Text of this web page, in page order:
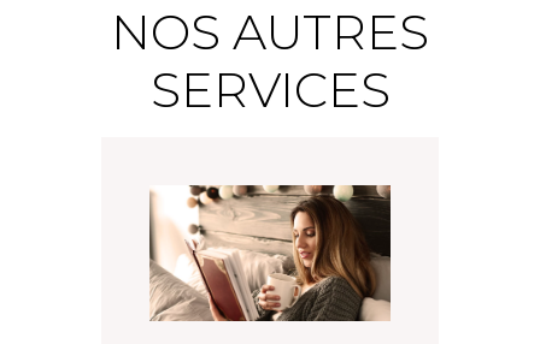
NOS AUTRES
SERVICES